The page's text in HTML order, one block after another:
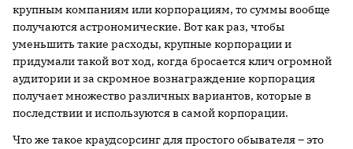
крупным компаниям или корпорациям, то суммы вообще
получаются астрономические. Вот как раз, чтобы
уменьшить такие расходы, крупные корпорации и
придумали такой вот ход, когда бросается клич огромной
аудитории и за скромное вознаграждение корпорация
получает множество различных вариантов, которые в
последствии и используются в самой корпорации.
Что же такое краудсорсинг для простого обывателя – это